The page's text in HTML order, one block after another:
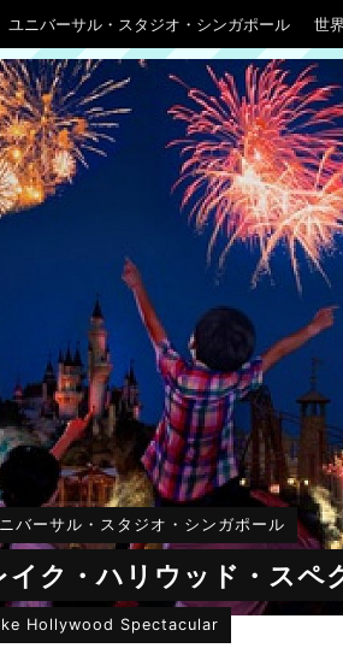
ユニバーサル・スタジオ・シンガポール 世
バーサル・スタジオ・シンガポール
イク・ハリウッド・スペ
Hollywood Spectacular